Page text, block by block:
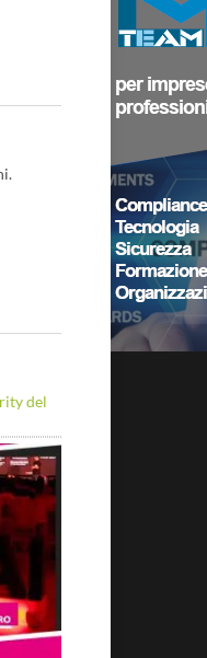
del